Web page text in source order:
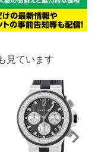
見ています